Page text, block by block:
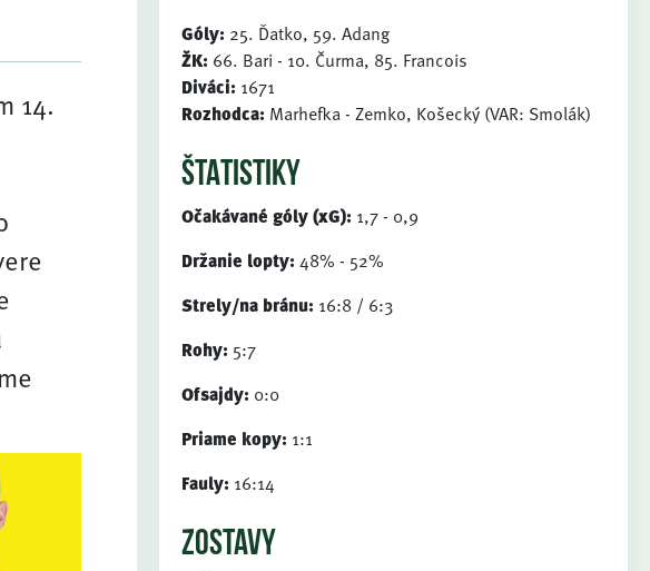
14.
Góly: 25. Ďatko, 59. Adang
ŽK: 66. Bari - 10. Čurma, 85. Francois
Diváci: 1671
Rozhodca: Marhefka - Zemko, Košecký (VAR: Smolák)
ŠTATISTIKY
Očakávané góly (xG): 1,7 - 0,9
Držanie lopty: 48% - 52%
Strely/na bránu: 16:8 / 6:3
Rohy: 5:7
Ofsajdy: 0:0
Priame kopy: 1:1
Fauly: 16:14
ZOSTAVY